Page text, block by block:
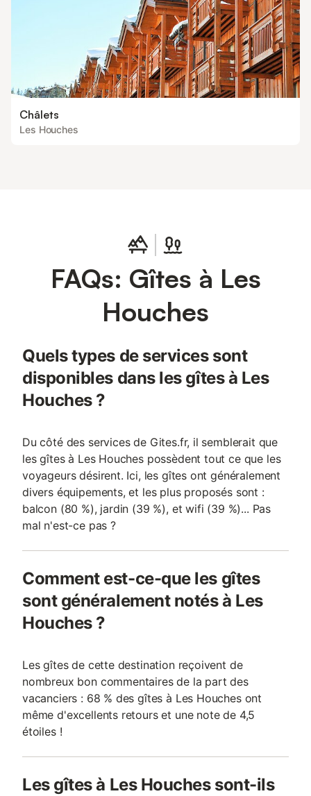
Châlets
Les Houches
FAQs: Gîtes à Les
Houches
Quels types de services sont
disponibles dans les gîtes à Les
Houches ?
Du côté des services de Gites.fr, il semblerait que
les gîtes à Les Houches possèdent tout ce que les
voyageurs désirent. Ici, les gîtes ont généralement
divers équipements, et les plus proposés sont :
balcon (80 %), jardin (39 %), et wifi (39 %)... Pas
mal n'est-ce pas ?
Comment est-ce-que les gîtes
sont généralement notés à Les
Houches ?
Les gîtes de cette destination reçoivent de
nombreux bon commentaires de la part des
vacanciers : 68 % des gîtes à Les Houches ont
même d'excellents retours et une note de 4,5
étoiles !
Les gîtes à Les Houches sont-ils